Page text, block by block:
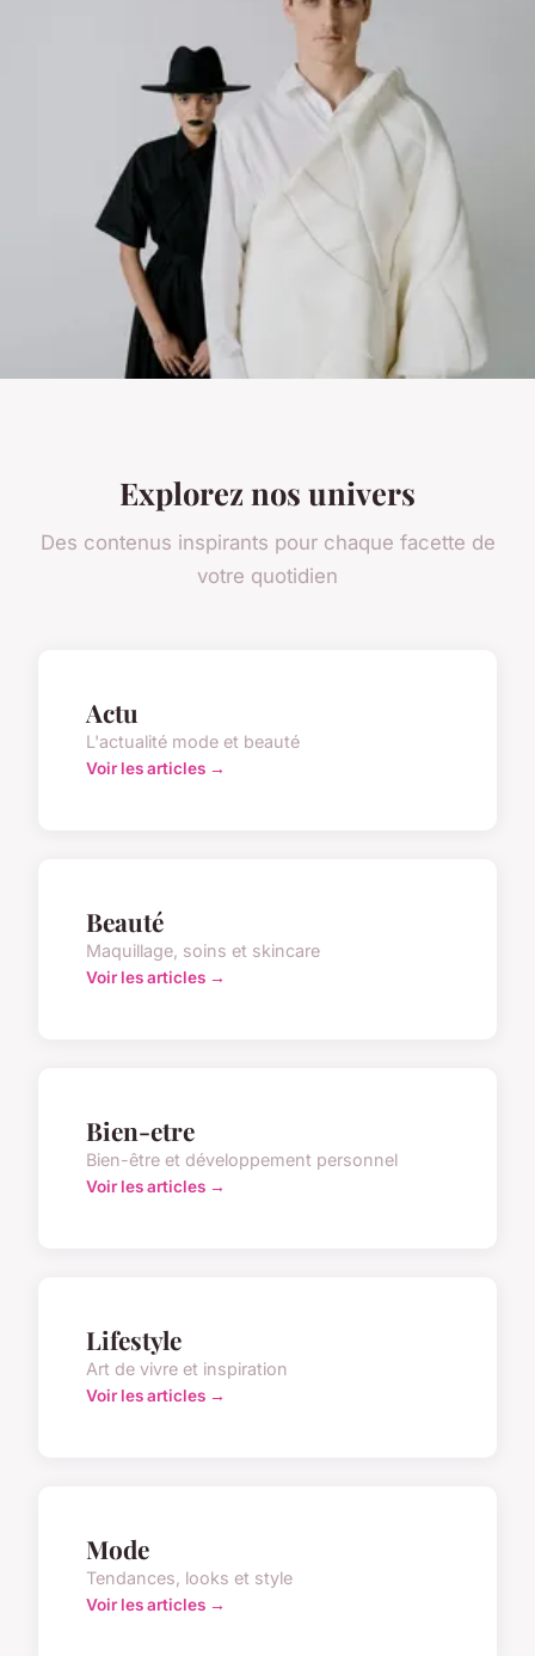
Explorez nos univers
Des contenus inspirants pour chaque facette de
votre quotidien
Actu
L'actualité mode et beauté
Voir les articles →
Beauté
Maquillage, soins et skincare
Voir les articles →
Bien-etre
Bien-être et développement personnel
Voir les articles →
Lifestyle
Art de vivre et inspiration
Voir les articles →
Mode
Tendances, looks et style
Voir les articles →